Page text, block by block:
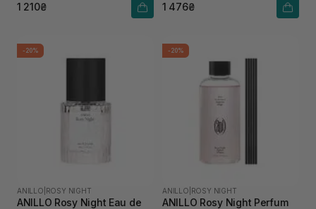
1 210₴ 1 476₴
-20%
ANILLO ROSY NIGHT
ANILLO Rosy Night Eau de
-20%
ANILLO ROSY NIGHT
ANILLO Rosy Night Perfum